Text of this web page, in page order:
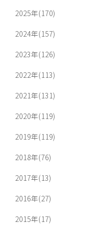
2025年(170)
2024年(157)
2023年(126)
2022年(113)
2021年(131)
2020年(119)
2019年(119)
2018年(76)
2017年(13)
2016年(27)
2015年(17)